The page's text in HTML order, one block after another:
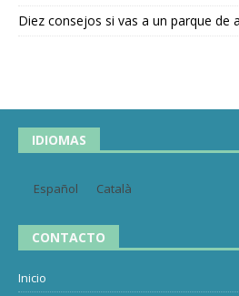
Diez consejos si vas a un parque de
IDIOMAS
Español Català
CONTACTO
Inicio